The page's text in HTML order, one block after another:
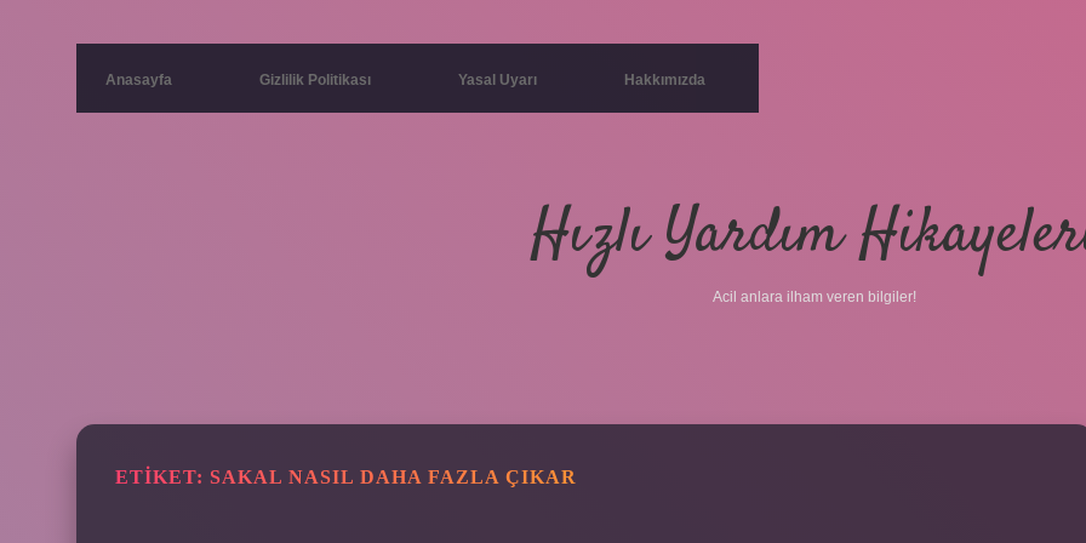
Anasayfa Gizlilik Politikası Yasal Uyarı Hakkımızda
Hızlı Yardım
Acil anlara ilham veren bilgiler!
ETIKET: SAKAL NASIL DAHA FAZLA ÇIKAR